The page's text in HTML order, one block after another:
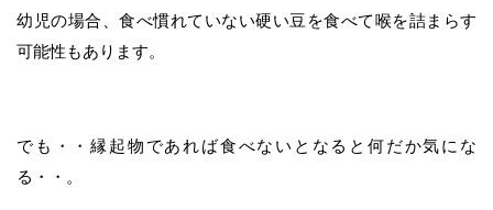
幼児の場合、食べ慣れていない硬い豆を食べて喉を詰まらす
可能性もあります。
でも・・縁起物であれば食べないとなると何だか気にな
る・・。